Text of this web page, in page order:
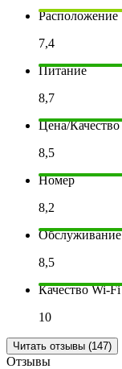
Расположение
7,4
Питание
8,7
Цена/Качество
8,5
Номер
8,2
Обслуживание
8,5
Качество Wi-Fi
10
Читать отзывы (147)
Отзывы